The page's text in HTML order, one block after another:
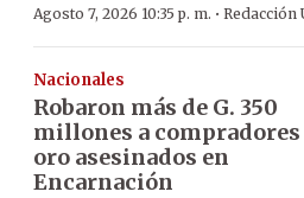
Agosto 7, 2026 10:35 p. m. · Redacción
Nacionales
Robaron más de G. 350
millones a compradores
oro asesinados en
Encarnación